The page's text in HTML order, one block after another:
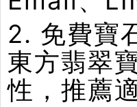
2. 免費寶
東方翡翠
性，推薦